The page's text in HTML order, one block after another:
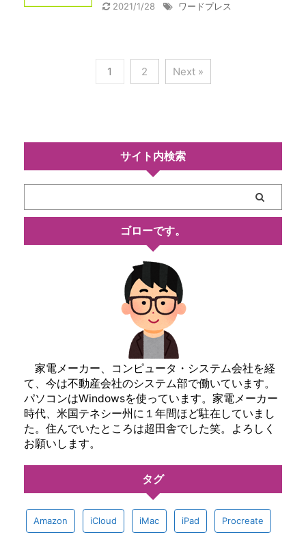
2021/1/28 ワードプレス
1 2 Next »
サイト内検索
ゴローです。
家電メーカー、コンピュータ・システム会社を経
て、今は不動産会社のシステム部で働いています。
パソコンはWindowsを使っています。家電メーカー
時代、米国テネシー州に１年間ほど駐在していまし
た。住んでいたところは超田舎でした笑。よろしく
お願いします。
タグ
Amazon iCloud iMac iPad Procreate